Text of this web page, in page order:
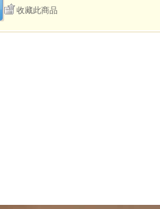
收藏此商品